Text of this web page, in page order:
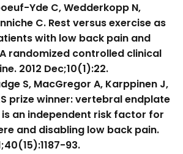
Yde C, Wedderkopp N,
C. Rest versus exercise as
with low back pain and
randomized controlled clinical
2012 Dec;10(1):22.
S, MacGregor A, Karppinen J,
prize winner: vertebral endplate
an independent risk factor for
and disabling low back pain.
93.